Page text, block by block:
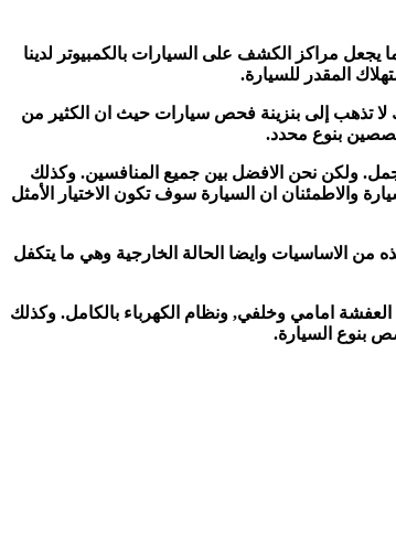
مراكز الكشف على السيارات بالكمبيوتر لدينا
المقدر للسيارة.
تذهب إلى بنزينة فحص سيارات حيث ان الكثير من
بنوع محدد.
ولكن نحن الافضل بين جميع المنافسين. وكذلك
والاطمئنان ان السيارة سوف تكون الاختيار الأمثل
من الاساسيات وايضا الحالة الخارجية وهي ما يتكفل
امامي وخلفي, ونظام الكهرباء بالكامل. وكذلك
بنوع السيارة.